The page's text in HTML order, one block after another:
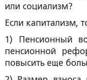
или социализм?
Если капитализм,
1) Пенсионный
пенсионной
повысить еще